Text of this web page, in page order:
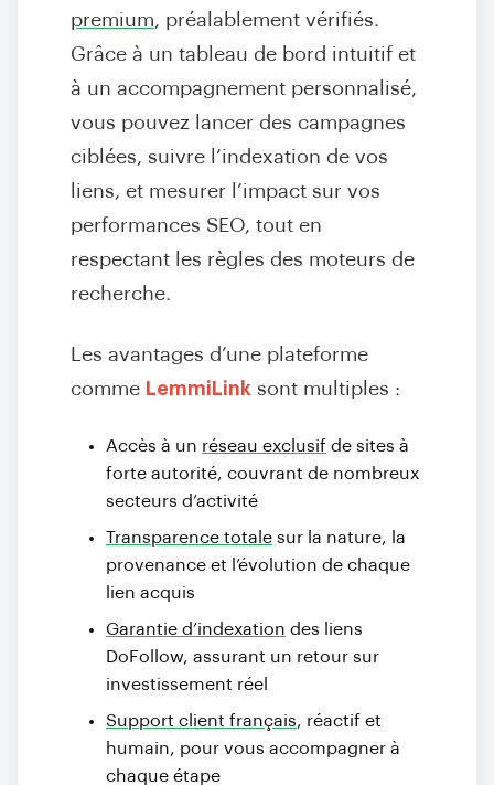
premium, préalablement vérifiés.
Grâce à un tableau de bord intuitif et
à un accompagnement personnalisé,
vous pouvez lancer des campagnes
ciblées, suivre l’indexation de vos
liens, et mesurer l’impact sur vos
performances SEO, tout en
respectant les règles des moteurs de
recherche.
Les avantages d’une plateforme
comme LemmiLink sont multiples :
Accès à un réseau exclusif de sites à
forte autorité, couvrant de nombreux
secteurs d’activité
Transparence totale sur la nature, la
provenance et l’évolution de chaque
lien acquis
Garantie d’indexation des liens
DoFollow, assurant un retour sur
investissement réel
Support client français, réactif et
humain, pour vous accompagner à
chaque étape